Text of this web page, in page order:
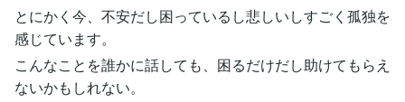
とにかく今、不安だし困っているし悲しいしすごく孤独を
感じています。
こんなことを誰かに話しても、困るだけだし助けてもらえ
ないかもしれない。